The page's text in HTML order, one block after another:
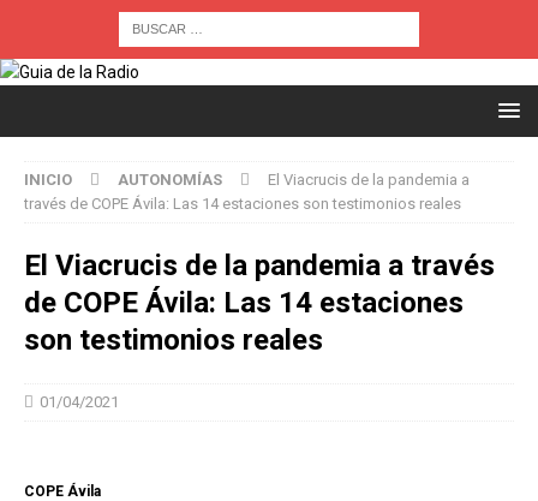
INICIO AUTONOMÍAS
El Viacrucis de la pandemia a
través de COPE Ávila: Las 14 estaciones son testimonios reales
El Viacrucis de la pandemia a través
de COPE Ávila: Las 14 estaciones
son testimonios reales
01/04/2021
COPE Ávila